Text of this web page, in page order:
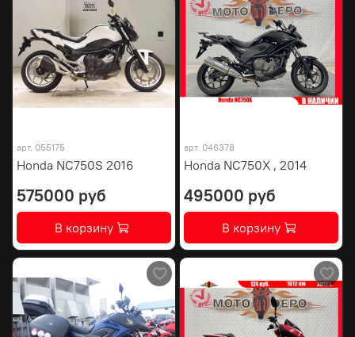
арт. 055175
Honda NC750S 2016
575000 руб
В корзину
арт. 046378
Honda NC750X , 2014
495000 руб
В корзину